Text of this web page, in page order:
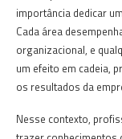
importância dedicar
Cada área
organizacional, e
um efeito em cadeia,
os resultados da
Nesse contexto,